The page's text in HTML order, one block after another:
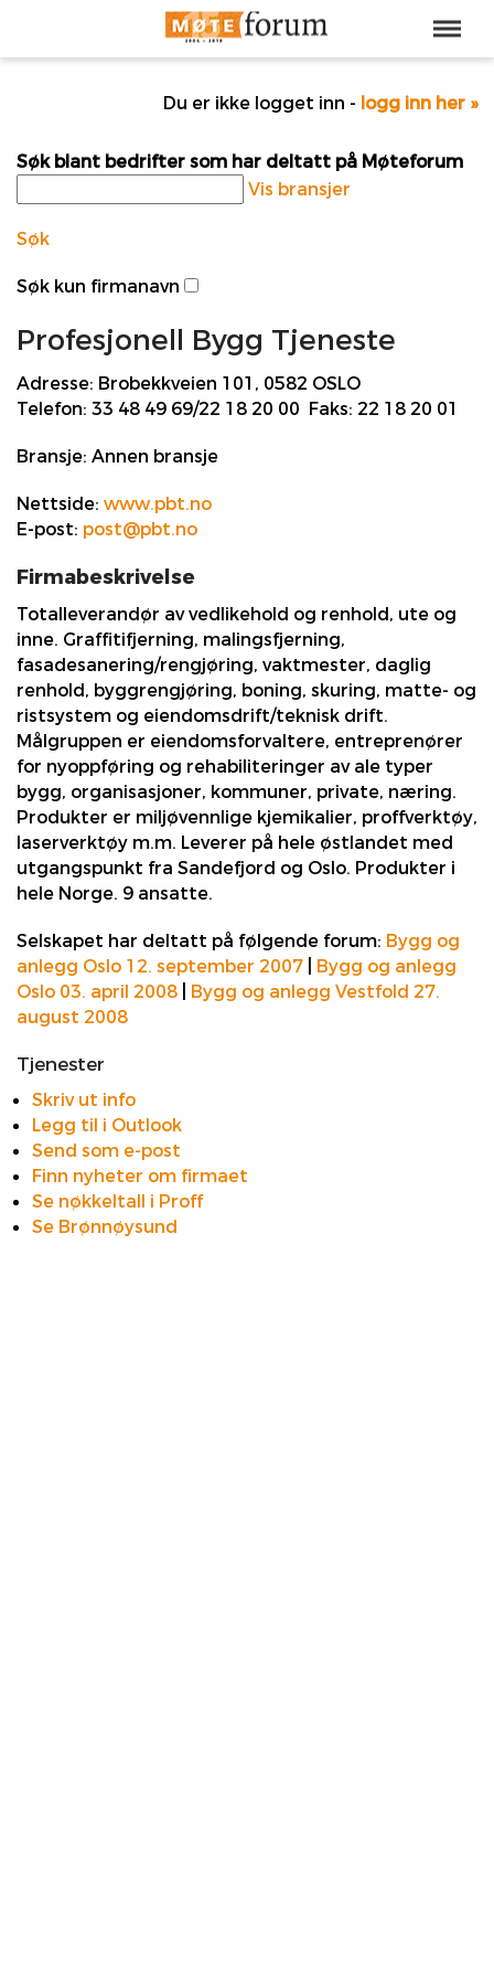
Du er ikke logget inn - logg inn her »
Søk blant bedrifter som har deltatt på Møteforum
Vis bransjer
Søk
Søk kun firmanavn
Profesjonell Bygg Tjeneste
Adresse: Brobekkveien 101, 0582 OSLO
Telefon: 33 48 49 69/22 18 20 00 Faks: 22 18 20 01
Bransje: Annen bransje
Nettside: www.pbt.no
E-post: post@pbt.no
Firmabeskrivelse
Totalleverandør av vedlikehold og renhold, ute og
inne. Graffitifjerning, malingsfjerning,
fasadesanering/rengjøring, vaktmester, daglig
renhold, byggrengjøring, boning, skuring, matte- og
ristsystem og eiendomsdrift/teknisk drift.
Målgruppen er eiendomsforvaltere, entreprenører
for nyoppføring og rehabiliteringer av ale typer
bygg, organisasjoner, kommuner, private, næring.
Produkter er miljøvennlige kjemikalier, proffverktøy,
laserverktøy m.m. Leverer på hele østlandet med
utgangspunkt fra Sandefjord og Oslo. Produkter i
hele Norge. 9 ansatte.
Selskapet har deltatt på følgende forum: Bygg og
anlegg Oslo 12. september 2007
Bygg og anlegg
Oslo 03. april 2008
Bygg og anlegg Vestfold 27.
august 2008
Tjenester
Skriv ut info
Legg til i Outlook
Send som e-post
Finn nyheter om firmaet
Se nøkkeltall i Proff
Se Brønnøysund